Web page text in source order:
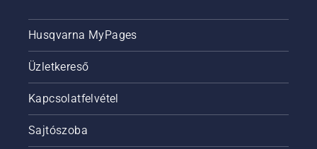
Husqvarna MyPages
Üzletkereső
Kapcsolatfelvétel
Sajtószoba